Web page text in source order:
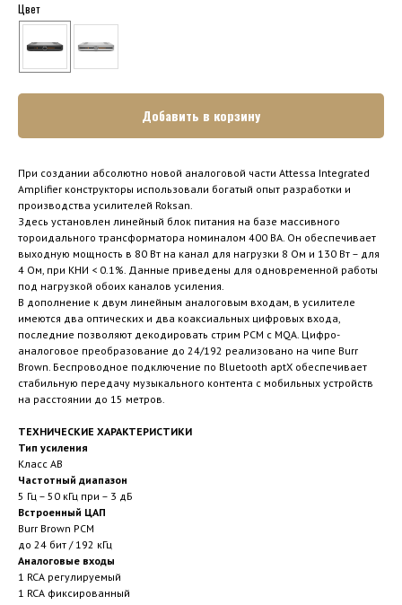
Цвет
Добавить в корзину
При создании абсолютно новой аналоговой части Attessa Integrated
Amplifier конструкторы использовали богатый опыт разработки и
производства усилителей Roksan.
Здесь установлен линейный блок питания на базе массивного
тороидального трансформатора номиналом 400 ВА. Он обеспечивает
выходную мощность в 80 Вт на канал для нагрузки 8 Ом и 130 Вт – для
4 Ом, при КНИ < 0.1%. Данные приведены для одновременной работы
под нагрузкой обоих каналов усиления.
В дополнение к двум линейным аналоговым входам, в усилителе
имеются два оптических и два коаксиальных цифровых входа,
последние позволяют декодировать стрим PCM с MQA. Цифро-
аналоговое преобразование до 24/192 реализовано на чипе Burr
Brown. Беспроводное подключение по Bluetooth aptX обеспечивает
стабильную передачу музыкального контента с мобильных устройств
на расстоянии до 15 метров.
ТЕХНИЧЕСКИЕ ХАРАКТЕРИСТИКИ
Тип усиления
Класс AB
Частотный диапазон
5 Гц – 50 кГц при – 3 дБ
Встроенный ЦАП
Burr Brown PCM
до 24 бит / 192 кГц
Аналоговые входы
1 RCA регулируемый
1 RCA фиксированный